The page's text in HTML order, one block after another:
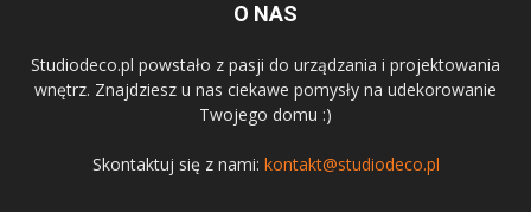
O NAS
Studiodeco.pl powstało z pasji do urządzania i projektowania
wnętrz. Znajdziesz u nas ciekawe pomysły na udekorowanie
Twojego domu :)
Skontaktuj się z nami: kontakt@studiodeco.pl